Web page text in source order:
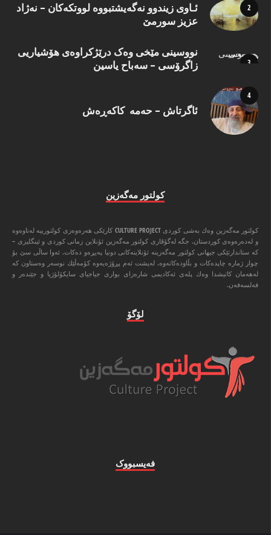
ئـاوی زیندوو نه‌گه‌یشتبووه‌ لووتكه‌كان – نه‌ژاد
عزیز سورمێ
نووسینی مێخی وەک درێژکراوەی هۆشیاریی
زاگرۆسی – سەباح یاسین
ئاگرتاش – حەمە کاکەڕەش
كولتور مه‌گه‌زین
كولتور مه‌گه‌زین وه‌ك به‌شی كوردی CULTURE PROJECT كارێكی هه‌ره‌وه‌زی كولتورییه‌ له‌ناوه‌وه‌
و له‌ده‌ره‌وه‌ی كوردستان. جگه‌ له‌گۆڤاری كولتور مه‌گه‌زین ئۆنلاین زمانی كوردی و ئینگلیزی –
كه‌ ستاندارتێكی جیهانی كولتور مه‌گه‌زینه‌ ئۆنلاینه‌كانی دونیا په‌یڕه‌و ده‌كات. ئه‌وا ‌ساڵی سێ بۆ
چوار ژماره‌ چاپده‌كات و بڵاوده‌كاته‌وه‌. له‌پشت ئه‌م پڕۆژه‌یه‌وه‌ كۆمه‌ڵێك نوسه‌ر وه‌ستاون كه‌
له‌هه‌مان كاتیشدا وه‌ك پله‌ی ئه‌كادیمی شاره‌زای بواری جیاجیای سایكۆلۆژیا و جێنده‌ر و
فه‌لسه‌فه‌ن.
لۆگۆ
فه‌یسبووک